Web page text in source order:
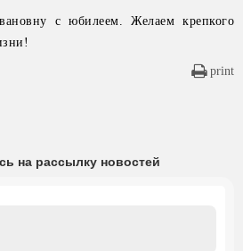
с юбилеем. Желаем крепкого
print
на рассылку новостей